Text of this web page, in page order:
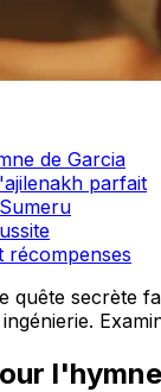
de Garcia
parfait
récompenses
quête secrète